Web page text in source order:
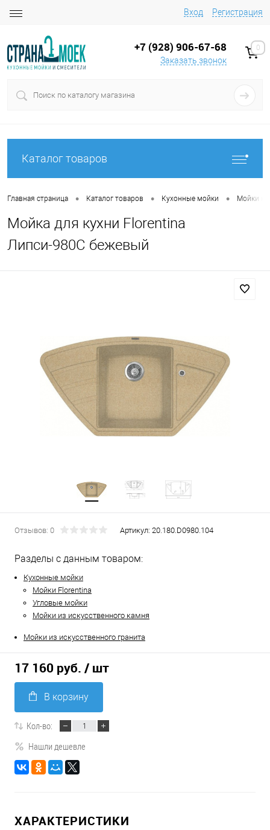
Вход Регистрация
+7 (928) 906-67-68
Заказать звонок
0
Каталог товаров
Главная страница • Каталог товаров • Кухонные мойки • Мойки на
Мойка для кухни Florentina
Липси-980С бежевый
Отзывов: 0 Артикул: 20.180.D0980.104
Разделы с данным товаром:
Кухонные мойки
Мойки Florentina
Угловые мойки
Мойки из искусственного камня
Мойки из искусственного гранита
17 160 руб. / шт
В корзину
Кол-во:
Нашли дешевле
ХАРАКТЕРИСТИКИ